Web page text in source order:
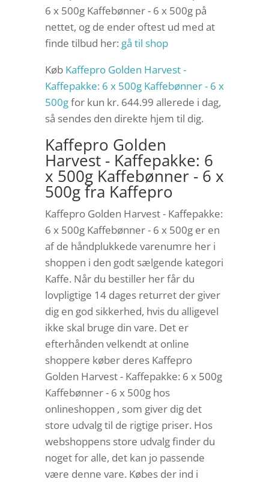
6 x 500g Kaffebønner - 6 x 500g på
nettet, og de ender oftest ud med at
finde tilbud her: gå til shop
Køb Kaffepro Golden Harvest -
Kaffepakke: 6 x 500g Kaffebønner - 6 x
500gfor kun kr. 644.99 allerede i dag,
så sendes den direkte hjem til dig.
Kaffepro Golden
Harvest - Kaffepakke: 6
x 500g Kaffebønner - 6 x
500g fra Kaffepro
Kaffepro Golden Harvest - Kaffepakke:
6 x 500g Kaffebønner - 6 x 500g er en
af de håndplukkede varenumre her i
shoppen i den godt sælgende kategori
Kaffe. Når du bestiller her får du
lovpligtige 14 dages returret der giver
dig en god sikkerhed, hvis du alligevel
ikke skal bruge din vare. Det er
efterhånden velkendt at online
shoppere køber deres Kaffepro
Golden Harvest - Kaffepakke: 6 x 500g
Kaffebønner - 6 x 500g hos
onlineshoppen , som giver dig det
store udvalg til de rigtige priser. Hos
webshoppens store udvalg finder du
noget for alle, det kan jo passende
være denne vare. Købes der ind i